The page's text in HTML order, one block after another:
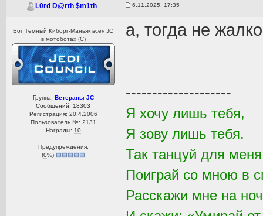
L0rd D@rth $m1th 6.11.2025, 17:35
Бог Тёмный Киборг-Маньяк всея JC
в мотоботах (С)
Группа: Ветераны JC
Сообщений: 18303
Регистрация: 20.4.2006
Пользователь №: 2131
Награды: 10
Предупреждения:
(0%)
а, тогда не
--------------------
Я хочу лишь тебя,
Я зову лишь тебя.
Так танцуй для
Поиграй со мною в
Расскажи мне на